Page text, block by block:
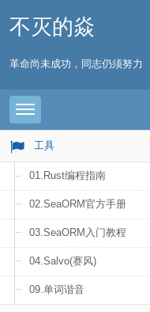
不灭的焱
革命尚未成功，同志仍须努力
Toggle navigation
工具
01.Rust编程指南
02.SeaORM官方手册
03.SeaORM入门教程
04.Salvo(赛风)
09.单词谐音